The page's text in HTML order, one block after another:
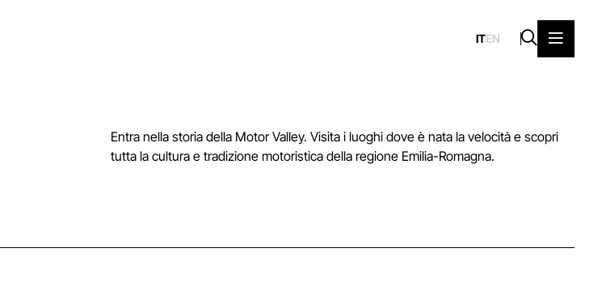
ITEN
Entra nella storia della Motor Valley. Visita i luoghi dove è nata la velocità e scopri
tutta la cultura e tradizione motoristica della regione Emilia-Romagna.